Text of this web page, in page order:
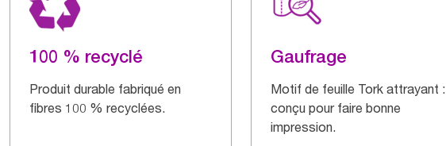
100 % recyclé
Produit durable fabriqué en
fibres 100 % recyclées.
Gaufrage
Motif de feuille Tork attrayant :
conçu pour faire bonne
impression.